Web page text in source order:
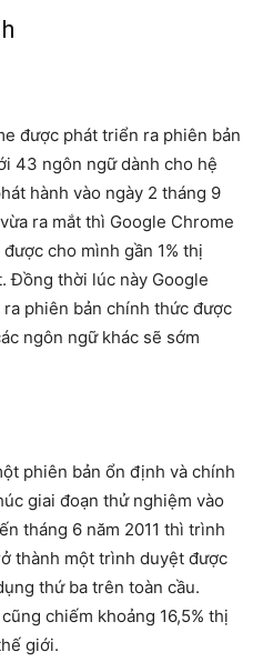
được phát triển ra phiên bản
43 ngôn ngữ dành cho hệ
hành vào ngày 2 tháng 9
ra mắt thì Google Chrome
cho mình gần 1% thị
Đồng thời lúc này Google
phiên bản chính thức được
ngôn ngữ khác sẽ sớm
phiên bản ổn định và chính
giai đoạn thử nghiệm vào
tháng 6 năm 2011 thì trình
thành một trình duyệt được
thứ ba trên toàn cầu.
chiếm khoảng 16,5% thị
giới.